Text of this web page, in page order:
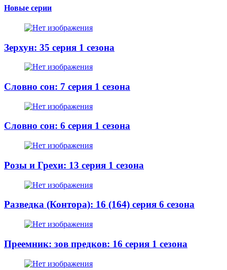
Новые серии
Зерхун: 35 серия 1 сезона
Словно сон: 7 серия 1 сезона
Словно сон: 6 серия 1 сезона
Розы и Грехи: 13 серия 1 сезона
Разведка (Контора): 16 (164) серия 6 сезона
Преемник: зов предков: 16 серия 1 сезона